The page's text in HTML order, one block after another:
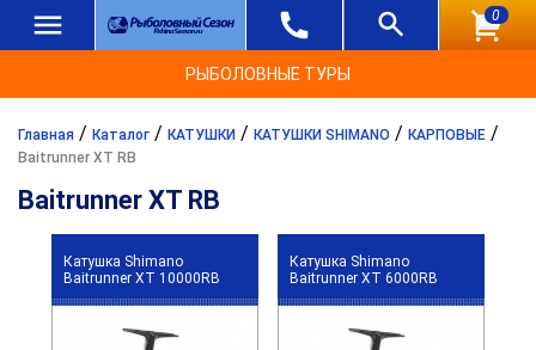
0
РЫБОЛОВНЫЕ ТУРЫ
Главная / Каталог / КАТУШКИ / КАТУШКИ SHIMANO / КАРПОВЫЕ /
Baitrunner XT RB
Baitrunner XT RB
Катушка Shimano
Baitrunner XT 10000RB
Катушка Shimano
Baitrunner XT 6000RB